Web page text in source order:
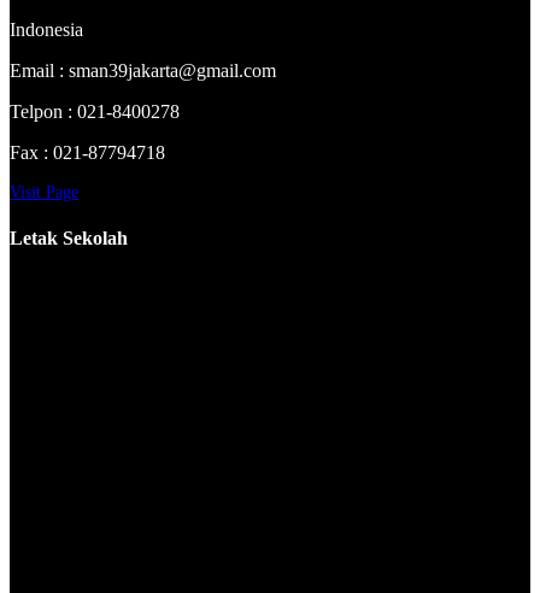
Indonesia
Email : sman39jakarta@gmail.com
Telpon : 021-8400278
Fax : 021-87794718
Visit Page
Letak Sekolah